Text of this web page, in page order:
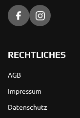
RECHTLICHES
AGB
Impressum
Datenschutz